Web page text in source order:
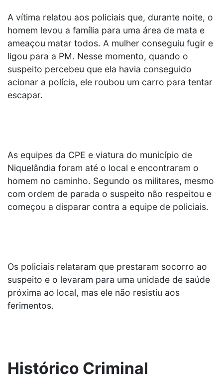
A vítima relatou aos policiais que, durante noite, o
homem levou a família para uma área de mata e
ameaçou matar todos. A mulher conseguiu fugir e
ligou para a PM. Nesse momento, quando o
suspeito percebeu que ela havia conseguido
acionar a polícia, ele roubou um carro para tentar
escapar.
As equipes da CPE e viatura do município de
Niquelândia foram até o local e encontraram o
homem no caminho. Segundo os militares, mesmo
com ordem de parada o suspeito não respeitou e
começou a disparar contra a equipe de policiais.
Os policiais relataram que prestaram socorro ao
suspeito e o levaram para uma unidade de saúde
próxima ao local, mas ele não resistiu aos
ferimentos.
Histórico Criminal